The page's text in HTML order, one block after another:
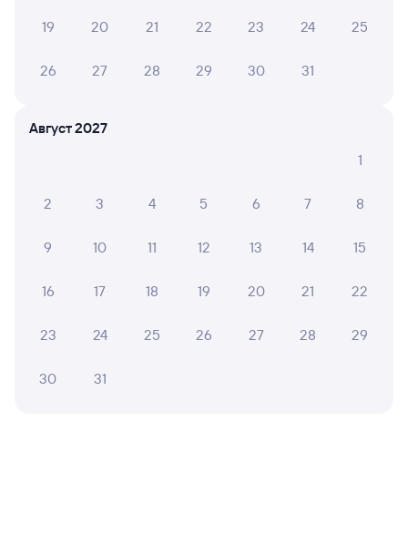
на поезд РЖД Москва — Балабаново в плацкартном
примерно 1 847 рублей.
Купить билеты на поезд до Балабаново
Вокзалы Москвы
19 20 21 22 23 24 25
26 27 28 29 30 31
Август 2027
1
2 3 4 5 6 7 8
9 10 11 12 13 14 15
16 17 18 19 20 21 22
23 24 25 26 27 28 29
30 31